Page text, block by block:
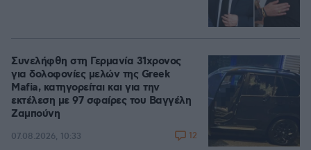
Συνελήφθη στη Γερμανία 31χρονος
για δολοφονίες μελών της Greek
Mafia, κατηγορείται και για την
εκτέλεση με 97 σφαίρες του Βαγγέλη
Ζαμπούνη
07.08.2026, 10:33 12